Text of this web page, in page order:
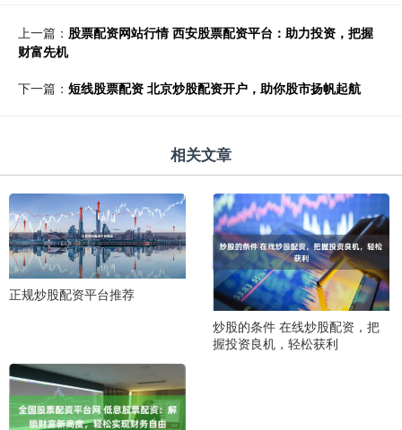
上一篇： 股票配资网站行情 西安股票配资平台：助力投资，把握
财富先机
下一篇： 短线股票配资 北京炒股配资开户，助你股市扬帆起航
相关文章
正规炒股配资平台推荐
炒股的条件 在线炒股配资，把
握投资良机，轻松获利